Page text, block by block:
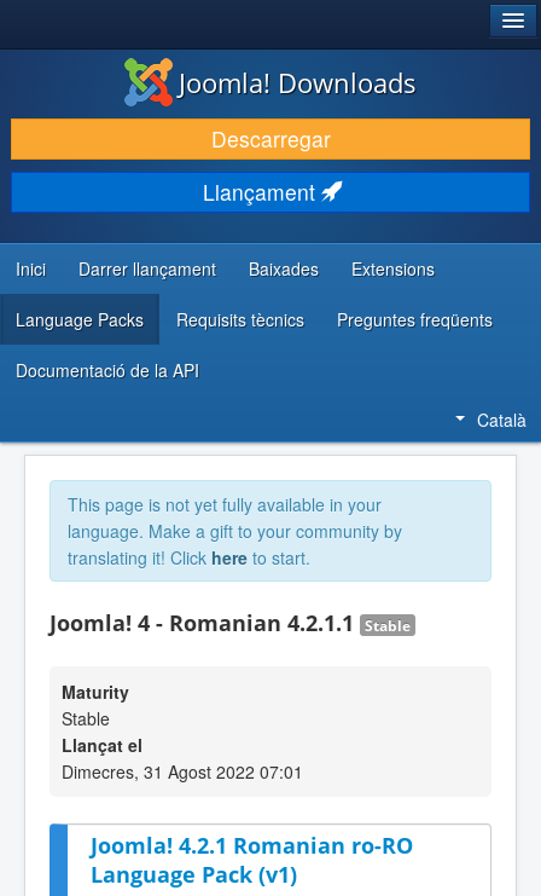
DESCARREGA & AMPLIA
DESCOBRIR & APRENDRE
COMUNITAT & SUPORT
RECURSOS PER DESENVOLUPADORS/ES
Joomla! Downloads
Descarregar
Llançament
Inici Darrer llançament Baixades Extensions
Language Packs Requisits tècnics Preguntes freqüents
Documentació de la API
Català
This page is not yet fully available in your
language. Make a gift to your community by
translating it! Click here to start.
Joomla! 4 - Romanian 4.2.1.1 Stable
Maturity
Stable
Llançat el
Dimecres, 31 Agost 2022 07:01
Joomla! 4.2.1 Romanian ro-RO
Language Pack (v1)